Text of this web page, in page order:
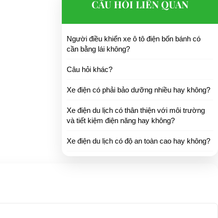
CÂU HỎI LIÊN QUAN
Người điều khiển xe ô tô điện bốn bánh có
cần bằng lái không?
Câu hỏi khác?
Xe điện có phải bảo dưỡng nhiều hay không?
Xe điện du lịch có thân thiện với môi trường
và tiết kiệm điện năng hay không?
Xe điện du lịch có độ an toàn cao hay không?